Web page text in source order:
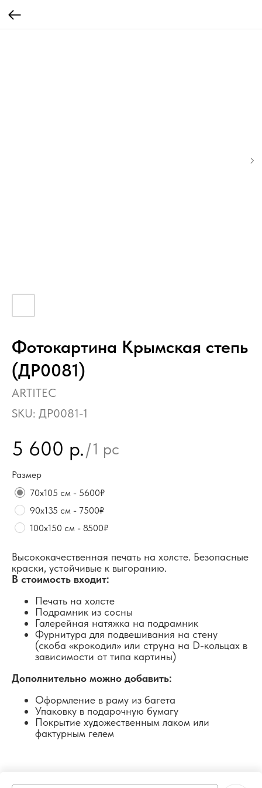
Фотокартина Крымская степь
(ДР0081)
ARTITEC
SKU: ДР0081-1
5 600 р./1 pc
Размер
70х105 см - 5600₽
90х135 см - 7500₽
100х150 см - 8500₽
Высококачественная печать на холсте. Безопасные
краски, устойчивые к выгоранию.
В стоимость входит:
Печать на холсте
Подрамник из сосны
Галерейная натяжка на подрамник
Фурнитура для подвешивания на стену
(скоба «крокодил» или струна на D-кольцах в
зависимости от типа картины)
Дополнительно можно добавить:
Оформление в раму из багета
Упаковку в подарочную бумагу
Покрытие художественным лаком или
фактурным гелем